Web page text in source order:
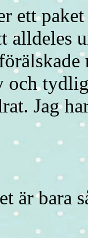
ett
alldeles
och
Jag
är bara